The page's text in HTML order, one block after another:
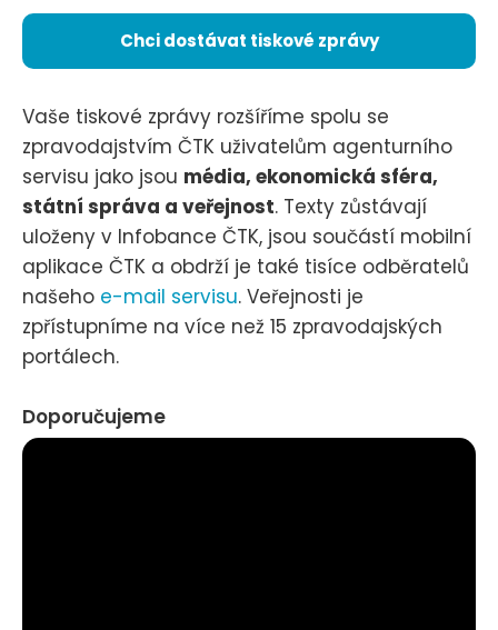
Chci dostávat tiskové zprávy
Vaše tiskové zprávy rozšíříme spolu se
zpravodajstvím ČTK uživatelům agenturního
servisu jako jsou média, ekonomická sféra,
státní správa a veřejnost. Texty zůstávají
uloženy v Infobance ČTK, jsou součástí mobilní
aplikace ČTK a obdrží je také tisíce odběratelů
našeho e-mail servisu. Veřejnosti je
zpřístupníme na více než 15 zpravodajských
portálech.
Doporučujeme